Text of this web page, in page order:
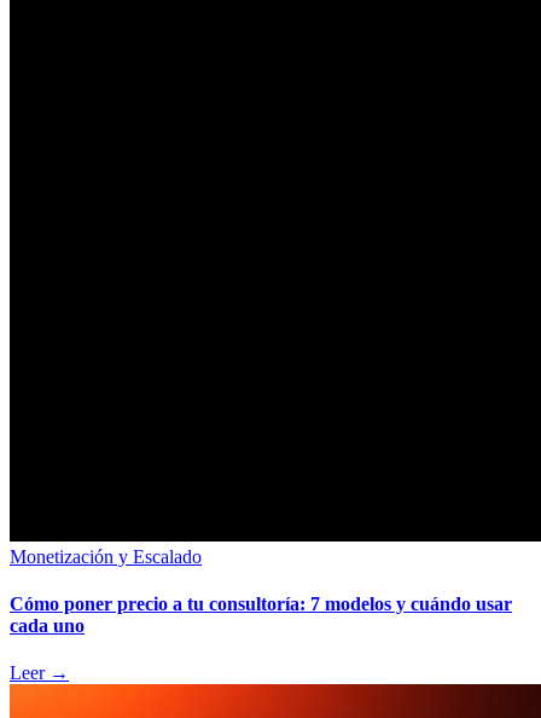
Monetización y Escalado
Cómo poner precio a tu consultoría: 7 modelos y cuándo usar
cada uno
Leer →